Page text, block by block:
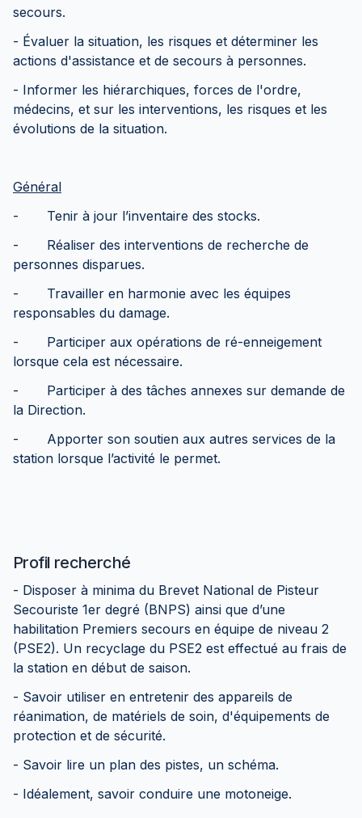
secours.
- Évaluer la situation, les risques et déterminer les
actions d'assistance et de secours à personnes.
- Informer les hiérarchiques, forces de l'ordre,
médecins, et sur les interventions, les risques et les
évolutions de la situation.
Général
- Tenir à jour l’inventaire des stocks.
- Réaliser des interventions de recherche de
personnes disparues.
- Travailler en harmonie avec les équipes
responsables du damage.
- Participer aux opérations de ré-enneigement
lorsque cela est nécessaire.
- Participer à des tâches annexes sur demande de
la Direction.
- Apporter son soutien aux autres services de la
station lorsque l’activité le permet.
Profil recherché
- Disposer à minima du Brevet National de Pisteur
Secouriste 1er degré (BNPS) ainsi que d’une
habilitation Premiers secours en équipe de niveau 2
(PSE2). Un recyclage du PSE2 est effectué au frais de
la station en début de saison.
- Savoir utiliser en entretenir des appareils de
réanimation, de matériels de soin, d'équipements de
protection et de sécurité.
- Savoir lire un plan des pistes, un schéma.
- Idéalement, savoir conduire une motoneige.